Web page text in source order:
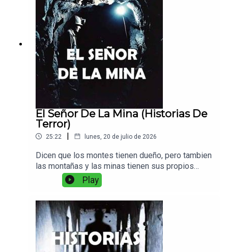
El Señor De La Mina (Historias De
Terror)
25:22 | lunes, 20 de julio de 2026
Dicen que los montes tienen dueño, pero tambien
las montañas y las minas tienen sus propios
dueños y reglas a seguir, y cuidado de
romperlas...
Play